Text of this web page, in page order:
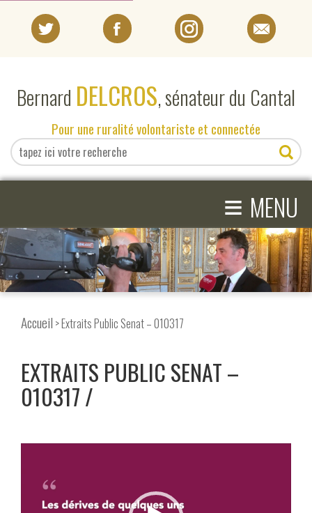
Bernard DELCROS, sénateur du Cantal
Pour une ruralité volontariste et connectée
≡ MENU
EN DIRECT DU SÉNAT
EN DIRECT DU CANTAL
COMPRENDRE LE SÉNAT
Accueil > Extraits Public Senat – 010317
EXTRAITS PUBLIC SENAT –
010317